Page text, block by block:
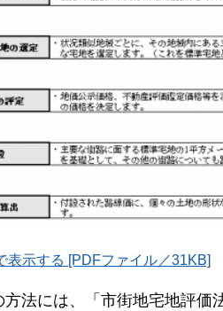
表示する [PDFファイル／31KB]
方法には、「市街地宅地評価